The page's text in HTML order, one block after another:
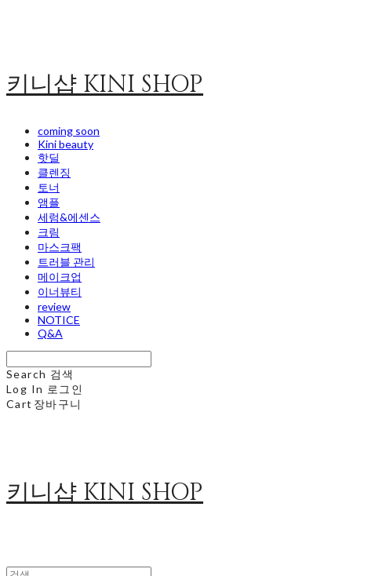
키니샵 KINI SHOP
coming soon
Kini beauty
핫딜
클렌징
토너
앰플
세럼&에센스
크림
마스크팩
트러블 관리
메이크업
이너뷰티
review
NOTICE
Q&A
Search 검색
Log In 로그인
Cart 장바구니
키니샵 KINI SHOP